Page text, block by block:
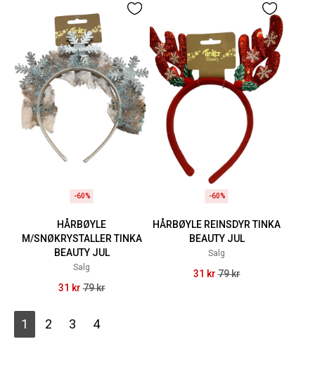
-60%
HÅRBØYLE
M/SNØKRYSTALLER TINKA
BEAUTY JUL
Salg
31 kr 79 kr
-60%
HÅRBØYLE REINSDYR TINKA
BEAUTY JUL
Salg
31 kr 79 kr
1 2 3 4